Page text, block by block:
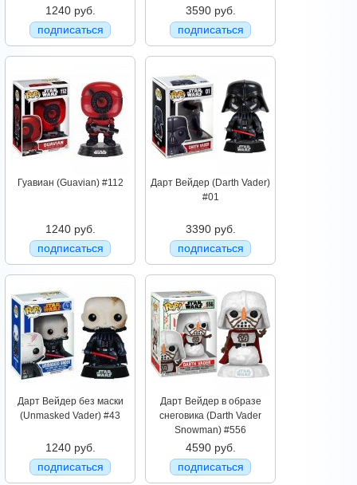
1240 руб.
подписаться
3590 руб.
подписаться
Гуавиан (Guavian) #112
1240 руб.
подписаться
Дарт Вейдер (Darth Vader)
#01
3390 руб.
подписаться
Дарт Вейдер без маски
(Unmasked Vader) #43
1240 руб.
подписаться
Дарт Вейдер в образе
снеговика (Darth Vader
Snowman) #556
4590 руб.
подписаться